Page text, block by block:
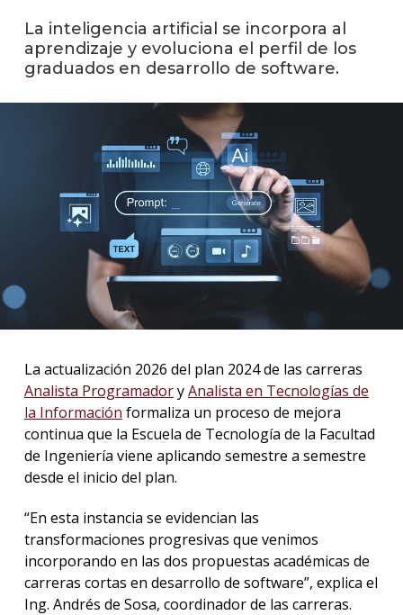
La
Blog
La inteligencia artificial se incorpora al
aprendizaje y evoluciona el perfil de los
graduados en desarrollo de software.
La actualización 2026 del plan 2024 de las carreras
Analista ProgramadoryAnalista en Tecnologías de
la Información formaliza un proceso de mejora
continua que la Escuela de Tecnología de la Facultad
de Ingeniería viene aplicando semestre a semestre
desde el inicio del plan.
“En esta instancia se evidencian las
transformaciones progresivas que venimos
incorporando en las dos propuestas académicas de
carreras cortas en desarrollo de software”, explica el
Ing. Andrés de Sosa, coordinador de las carreras.